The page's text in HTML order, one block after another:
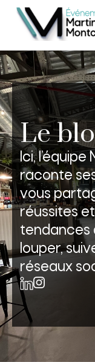
Le
Ici,
raconte
vous
réussites
tendances
louper,
réseaux